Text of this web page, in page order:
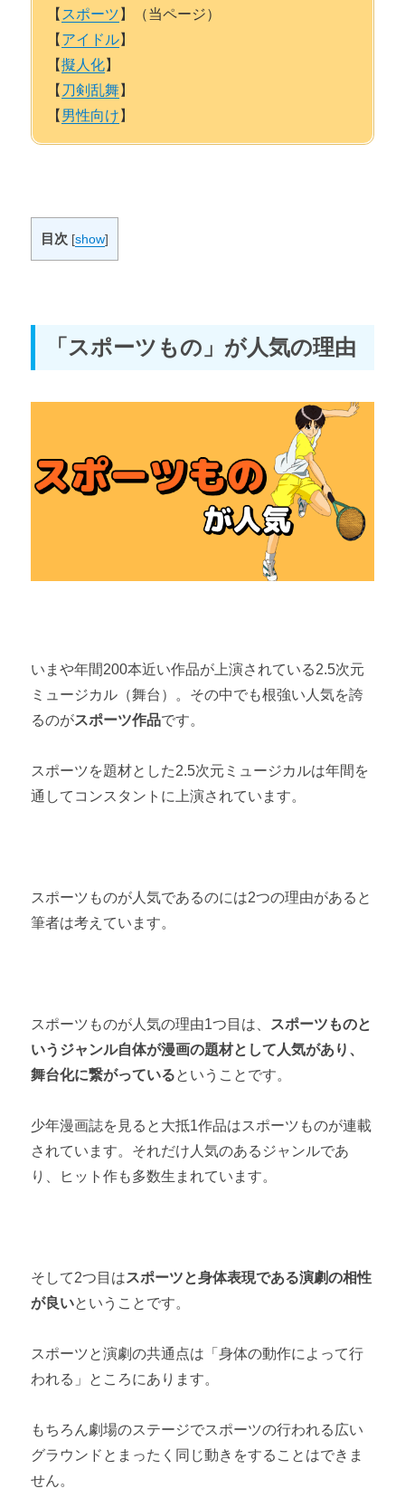
【 スポーツ 】（当ページ）
【 アイドル】
【擬人化】
【 刀剣乱舞】
【 男性向け 】
目次 [show]
「スポーツもの」が人気の理由
いまや年間200本近い作品が上演されている2.5次元
ミュージカル（舞台）。その中でも根強い人気を誇
るのがスポーツ作品です。
スポーツを題材とした2.5次元ミュージカルは年間を
通してコンスタントに上演されています。
スポーツものが人気であるのには2つの理由があると
筆者は考えています。
スポーツものが人気の理由1つ目は、 スポーツものと
いうジャンル自体が漫画の題材として人気があり、
舞台化に繋がっているということです。
少年漫画誌を見ると大抵1作品はスポーツものが連載
されています。それだけ人気のあるジャンルであ
り、ヒット作も多数生まれています。
そして2つ目はスポーツと身体表現である演劇の相性
が良いということです。
スポーツと演劇の共通点は「身体の動作によって行
われる」ところにあります。
もちろん劇場のステージでスポーツの行われる広い
グラウンドとまったく同じ動きをすることはできま
せん。